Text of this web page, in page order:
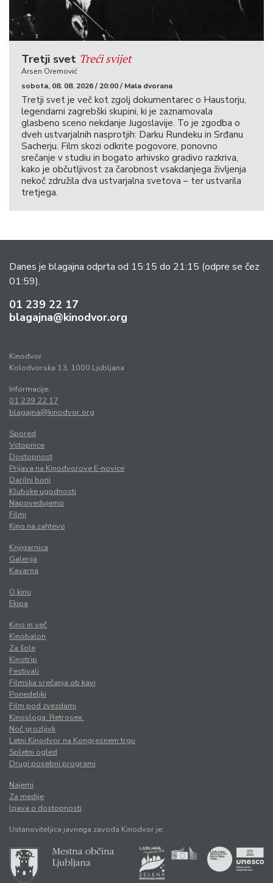
Tretji svet Treći svijet
Arsen Oremović
sobota, 08. 08. 2026 / 20:00 / Mala dvorana
Tretji svet je več kot zgolj dokumentarec o Haustorju,
legendarni zagrebški skupini, ki je zaznamovala
glasbeno sceno nekdanje Jugoslavije. To je zgodba o
dveh ustvarjalnih nasprotjih: Darku Rundeku in Srđanu
Sacherju. Film skozi odkrite pogovore, ponovno
srečanje v studiu in bogato arhivsko gradivo razkriva,
kako je občutljivost za čarobnost vsakdanjega življenja
nekoč združila dva ustvarjalna svetova – ter ustvarila
tretjega.
Danes je blagajna odprta od 15:15 do 21:15 (odpre se čez
01:59).
01 239 22 17
blagajna@kinodvor.org
Kinodvor
Kolodvorska 13, 1000 Ljubljana
Informacije:
01 239 22 17
blagajna@kinodvor.org
Spored
Vstopnice
Dostopnost
Prijava na Kinodvorove E-novice
Darilni boni
Klubske ugodnosti
Napovedujemo
Filmi
Kino na zahtevo
Knjigarnica
Galerija
Kavarna
O kinu
Ekipa
Kino in več
Kinobalon
Za šole
Kinotrip
Festivali
Filmska srečanja ob kavi
Ponedeljki
Film pod zvezdami
Kinosloga. Retrosex.
Noč grozljivk
Letni Kinodvor na Kongresnem trgu
Spletni ogled
Drugi posebni programi
Najemi
Za medije
Izjava o dostopnosti
Ustanoviteljica javnega zavoda Kinodvor je: